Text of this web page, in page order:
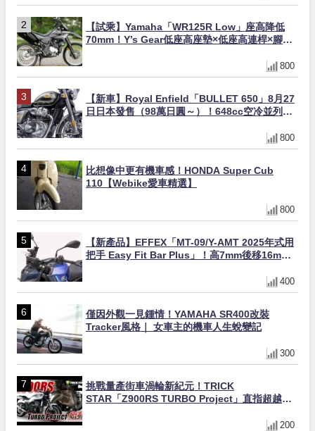
【試乘】Yamaha「WR125R Low」座高降低
70mm！Y’s Gear低座高座墊×低座高連桿×腳踏
800
【新車】Royal Enfield「BULLET 650」8月27
日日本發售（98萬日圓～）！648cc空冷並列雙
800
比想像中更有機車感！HONDA Super Cub
110【Webike愛車精選】
800
【新產品】EFFEX「MT-09/Y-AMT 2025年式用
把手 Easy Fit Bar Plus」！高7mm後移16mm
400
僅因外觀一見鍾情！YAMAHA SR400改裝
Tracker風格｜ 女車主的機車人生蛻變記
300
挑戰量產街車渦輪新紀元！TRICK
STAR「Z900RS TURBO Project」直指超越
200